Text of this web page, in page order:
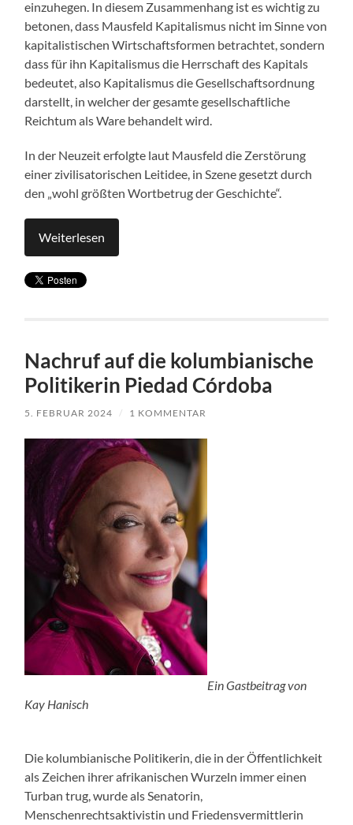
einzuhegen. In diesem Zusammenhang ist es wichtig zu
betonen, dass Mausfeld Kapitalismus nicht im Sinne von
kapitalistischen Wirtschaftsformen betrachtet, sondern
dass für ihn Kapitalismus die Herrschaft des Kapitals
bedeutet, also Kapitalismus die Gesellschaftsordnung
darstellt, in welcher der gesamte gesellschaftliche
Reichtum als Ware behandelt wird.
In der Neuzeit erfolgte laut Mausfeld die Zerstörung
einer zivilisatorischen Leitidee, in Szene gesetzt durch
den „wohl größten Wortbetrug der Geschichte“.
Weiterlesen
Nachruf auf die kolumbianische
Politikerin Piedad Córdoba
5. FEBRUAR 2024 / 1 KOMMENTAR
Ein Gastbeitrag von
Kay Hanisch
Die kolumbianische Politikerin, die in der Öffentlichkeit
als Zeichen ihrer afrikanischen Wurzeln immer einen
Turban trug, wurde als Senatorin,
Menschenrechtsaktivistin und Friedensvermittlerin